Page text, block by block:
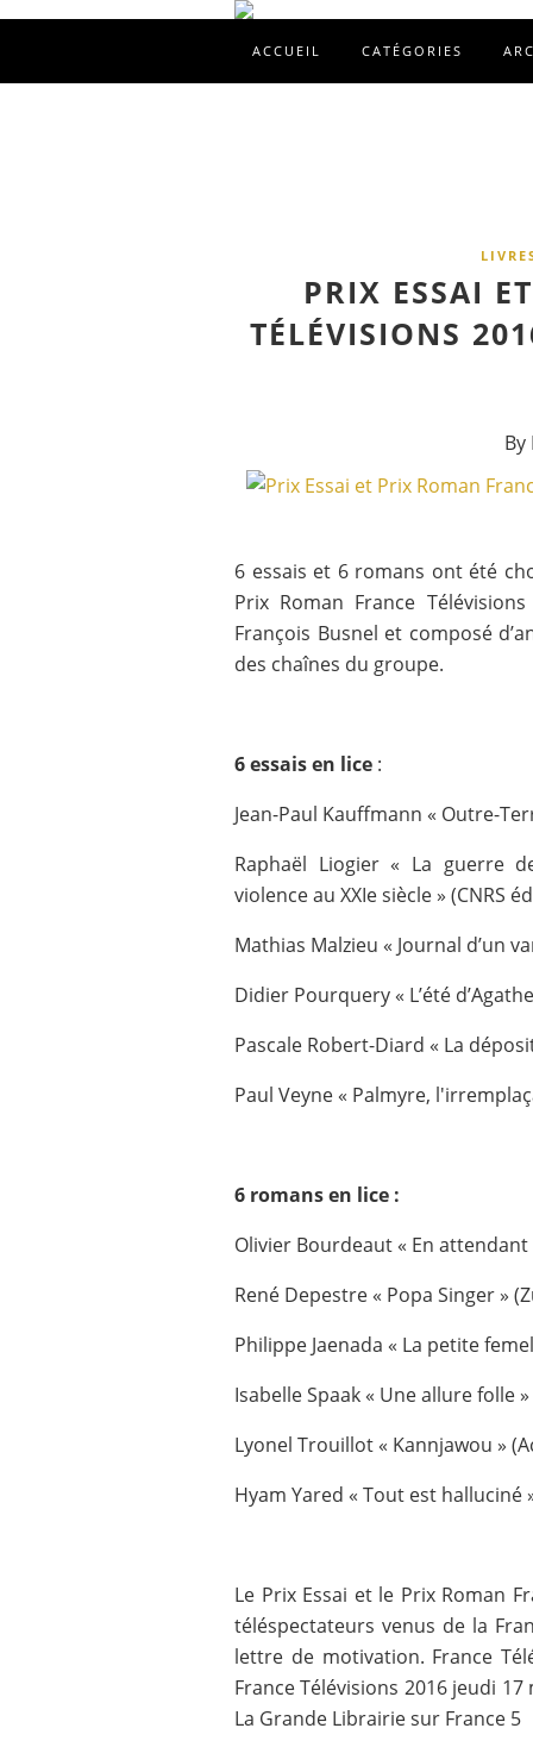
ACCUEIL CATÉGORIES
PRIX ESSAI
TÉLÉVISIONS
By
6 essais et 6 romans ont été
Prix Roman France
François Busnel et composé
des chaînes du groupe.
6 essais en lice :
Jean-Paul Kauffmann « Outre-
Raphaël Liogier « La guerre
violence au XXIe siècle » (CNRS
Mathias Malzieu « Journal d’un
Didier Pourquery « L’été
Pascale Robert-Diard « La
Paul Veyne « Palmyre,
6 romans en lice :
Olivier Bourdeaut « En attendant
René Depestre « Popa Singer »
Philippe Jaenada « La petite
Isabelle Spaak « Une allure folle
Lyonel Trouillot « Kannjawou »
Hyam Yared « Tout est halluciné
Le Prix Essai et le Prix Roman
téléspectateurs venus de la
lettre de motivation. France
France Télévisions 2016 jeudi
La Grande Librairie sur France 5